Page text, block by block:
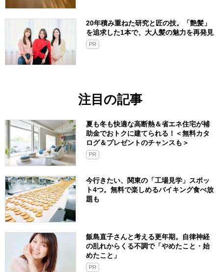
20年積み重ねた研究と匠の技。「艶髪」
を追求した1本で、大人髪の魅力を再発見
PR
注目の記事
夏も冬も快適な高断熱＆省エネ住宅が補
助金でおトクに建てられる！＜無料カタ
ログ＆プレゼントのチャンスも＞
PR
今行きたい、関東の「工場見学」スポッ
ト4つ。無料で楽しめるバイキング食べ放
題も
飯島直子さんと考える更年期。自律神経
の乱れからくる不調で「やめたこと・始
めたこと」
PR